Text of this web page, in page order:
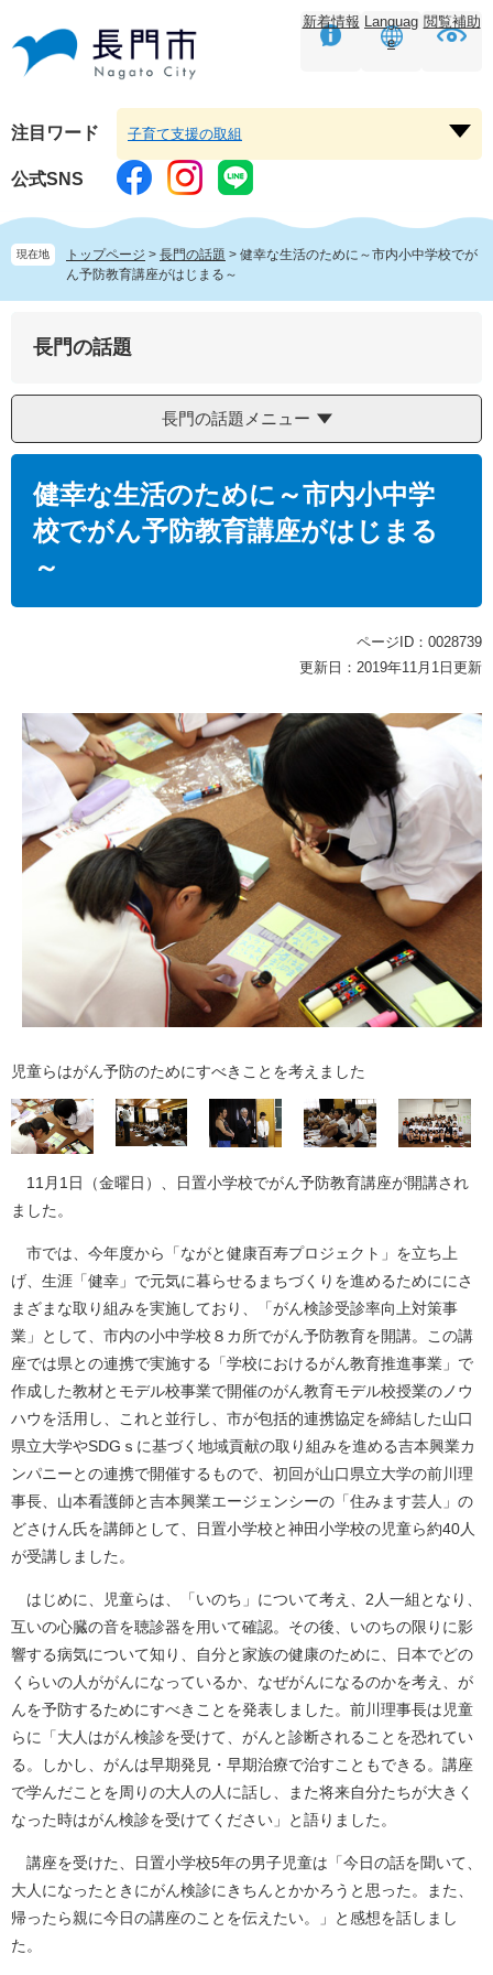
頭
す。
飛
し
本
文
へ
新着情報 Languag
e
閲覧補助
注目ワード
ー
を
子育て支援の取組
公式SNS
現在地 トップページ > 長門の話題 > 健幸な生活のために～市内小中学校でが
ん予防教育講座がはじまる～
長門の話題
長門の話題メニュー
健幸な生活のために～市内小中学
校でがん予防教育講座がはじまる
～
ページID：0028739
更新日：2019年11月1日更新
児童らはがん予防のためにすべきことを考えました
11月1日（金曜日）、日置小学校でがん予防教育講座が開講され
ました。
市では、今年度から「ながと健康百寿プロジェクト」を立ち上
げ、生涯「健幸」で元気に暮らせるまちづくりを進めるためににさ
まざまな取り組みを実施しており、「がん検診受診率向上対策事
業」として、市内の小中学校８カ所でがん予防教育を開講。この講
座では県との連携で実施する「学校におけるがん教育推進事業」で
作成した教材とモデル校事業で開催のがん教育モデル校授業のノウ
ハウを活用し、これと並行し、市が包括的連携協定を締結した山口
県立大学やSDGｓに基づく地域貢献の取り組みを進める吉本興業カ
ンパニーとの連携で開催するもので、初回が山口県立大学の前川理
事長、山本看護師と吉本興業エージェンシーの「住みます芸人」の
どさけん氏を講師として、日置小学校と神田小学校の児童ら約40人
が受講しました。
はじめに、児童らは、「いのち」について考え、2人一組となり、
互いの心臓の音を聴診器を用いて確認。その後、いのちの限りに影
響する病気について知り、自分と家族の健康のために、日本でどの
くらいの人ががんになっているか、なぜがんになるのかを考え、が
んを予防するためにすべきことを発表しました。前川理事長は児童
らに「大人はがん検診を受けて、がんと診断されることを恐れてい
る。しかし、がんは早期発見・早期治療で治すこともできる。講座
で学んだことを周りの大人の人に話し、また将来自分たちが大きく
なった時はがん検診を受けてください」と語りました。
講座を受けた、日置小学校5年の男子児童は「今日の話を聞いて、
大人になったときにがん検診にきちんとかかろうと思った。また、
帰ったら親に今日の講座のことを伝えたい。」と感想を話しまし
た。